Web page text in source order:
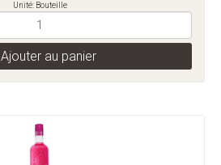
Unité: Bouteille
Ajouter au panier